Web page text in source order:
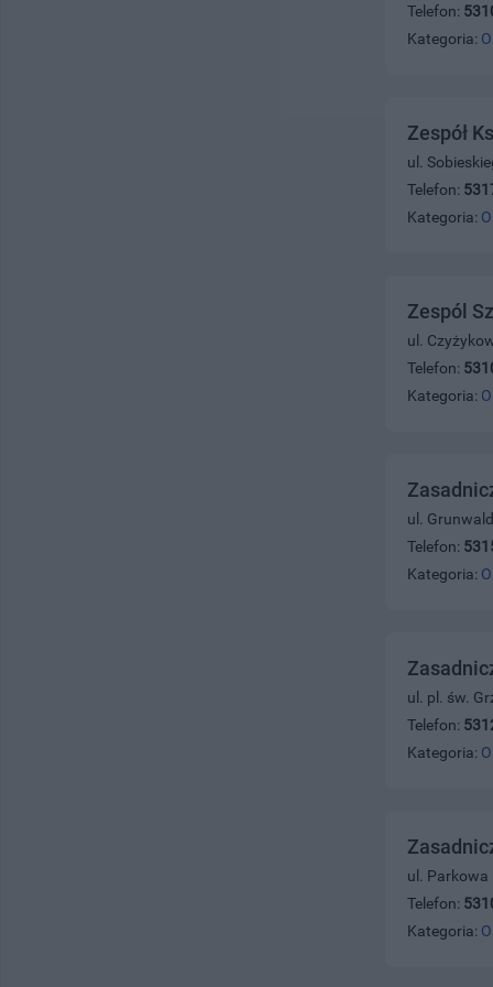
Telefon:
Kategoria:
Zespół
ul.
Telefon:
Kategoria:
Zespól
ul.
Telefon:
Kategoria:
ul.
Telefon:
Kategoria:
ul. pl. św.
Telefon:
Kategoria:
ul. Parkowa
Telefon:
Kategoria: